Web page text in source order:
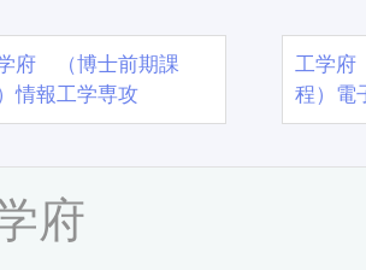
府 （博士前期課
情報工学専攻
工学
程）電
府